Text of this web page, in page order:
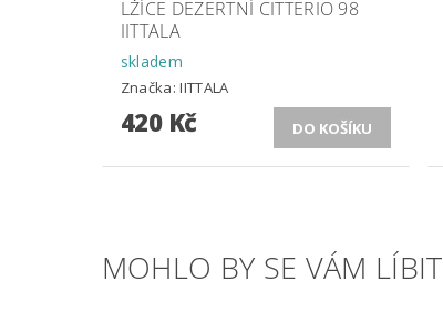
LŽÍCE DEZERTNÍ CITTERIO 98
IITTALA
skladem
Značka:IITTALA
420 Kč
MOHLO BY SE VÁM LÍBIT